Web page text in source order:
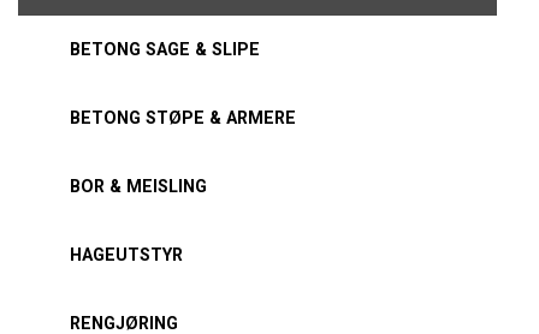
BETONG SAGE & SLIPE
BETONG STØPE & ARMERE
BOR & MEISLING
HAGEUTSTYR
RENGJØRING